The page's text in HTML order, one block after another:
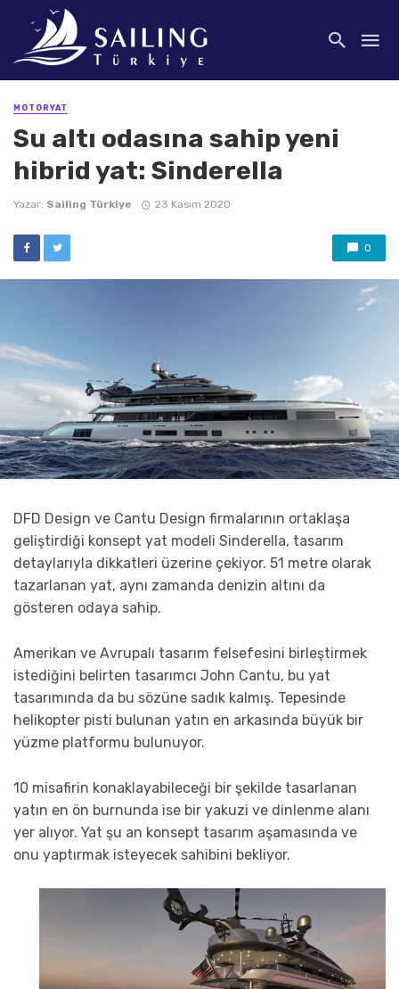
MOTORYAT
Su altı odasına sahip yeni
hibrid yat: Sinderella
Yazar: Sailing Türkiye 23 Kasım 2020
0
DFD Design ve Cantu Design firmalarının ortaklaşa
geliştirdiği konsept yat modeli Sinderella, tasarım
detaylarıyla dikkatleri üzerine çekiyor. 51 metre olarak
tazarlanan yat, aynı zamanda denizin altını da
gösteren odaya sahip.
Amerikan ve Avrupalı tasarım felsefesini birleştirmek
istediğini belirten tasarımcı John Cantu, bu yat
tasarımında da bu sözüne sadık kalmış. Tepesinde
helikopter pisti bulunan yatın en arkasında büyük bir
yüzme platformu bulunuyor.
10 misafirin konaklayabileceği bir şekilde tasarlanan
yatın en ön burnunda ise bir yakuzi ve dinlenme alanı
yer alıyor. Yat şu an konsept tasarım aşamasında ve
onu yaptırmak isteyecek sahibini bekliyor.